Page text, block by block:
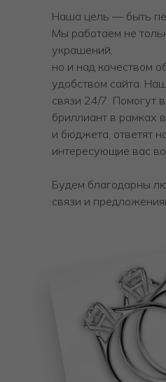
Наша цель — быть
Мы работаем не
украшений,
но и над качеством
удобством сайта.
связи 24/7. Помогут
бриллиант в рамках
и бюджета, ответят
интересующие вас
Будем благодарны
связи и